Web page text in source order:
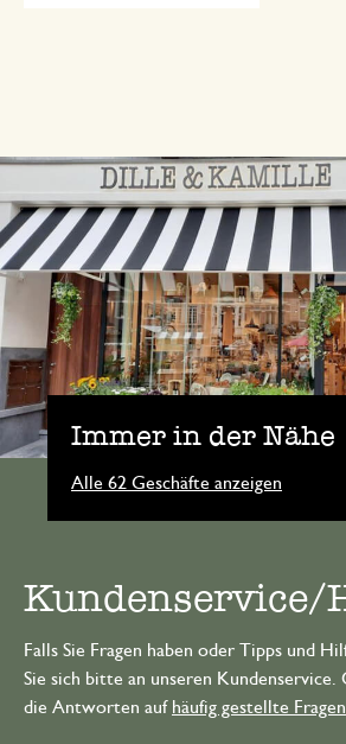
Immer in der Nähe
Alle 62 Geschäfte anzeigen
Kundenservice/
Falls Sie Fragen haben oder Tipps und
Sie sich bitte an unseren Kundenservice.
die Antworten auf häufig gestellte Fragen